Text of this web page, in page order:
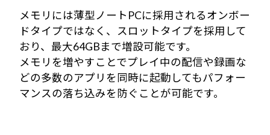
メモリには薄型ノートPCに採用されるオンボー
ドタイプではなく、スロットタイプを採用して
おり、最大64GBまで増設可能です。
メモリを増やすことでプレイ中の配信や録画な
どの多数のアプリを同時に起動してもパフォー
マンスの落ち込みを防ぐことが可能です。